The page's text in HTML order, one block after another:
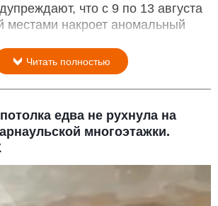
что с 9 по 13 августа
местами накроет аномальный
Читать полностью
едва не рухнула на
многоэтажки.